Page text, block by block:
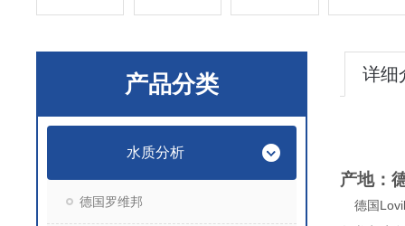
产品分类
水质分析
德国罗维邦
详细
产地：
德国